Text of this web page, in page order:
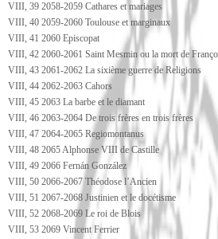
VIII, 39 2058-2059 Cathares et mariages
VIII, 40 2059-2060 Toulouse et marginaux
VIII, 41 2060 Episcopat
VIII, 42 2060-2061 Saint Mesmin ou la mort de
VIII, 43 2061-2062 La sixième guerre de Religions
VIII, 44 2062-2063 Cahors
VIII, 45 2063 La barbe et le diamant
VIII, 46 2063-2064 De trois frères en trois frères
VIII, 47 2064-2065 Regiomontanus
VIII, 48 2065 Alphonse VIII de Castille
VIII, 49 2066 Fernán González
VIII, 50 2066-2067 Théodose l’Ancien
VIII, 51 2067-2068 Justinien et le docétisme
VIII, 52 2068-2069 Le roi de Blois
VIII, 53 2069 Vincent Ferrier